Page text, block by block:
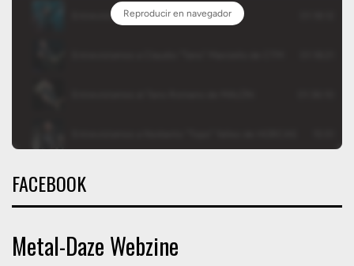
FACEBOOK
Metal-Daze Webzine